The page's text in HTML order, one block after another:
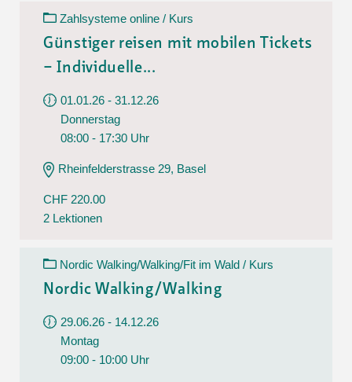
Zahlsysteme online / Kurs
Günstiger reisen mit mobilen Tickets
– Individuelle...
01.01.26 - 31.12.26
Donnerstag
08:00 - 17:30 Uhr
Rheinfelderstrasse 29, Basel
CHF 220.00
2 Lektionen
Nordic Walking/Walking/Fit im Wald / Kurs
Nordic Walking/Walking
29.06.26 - 14.12.26
Montag
09:00 - 10:00 Uhr